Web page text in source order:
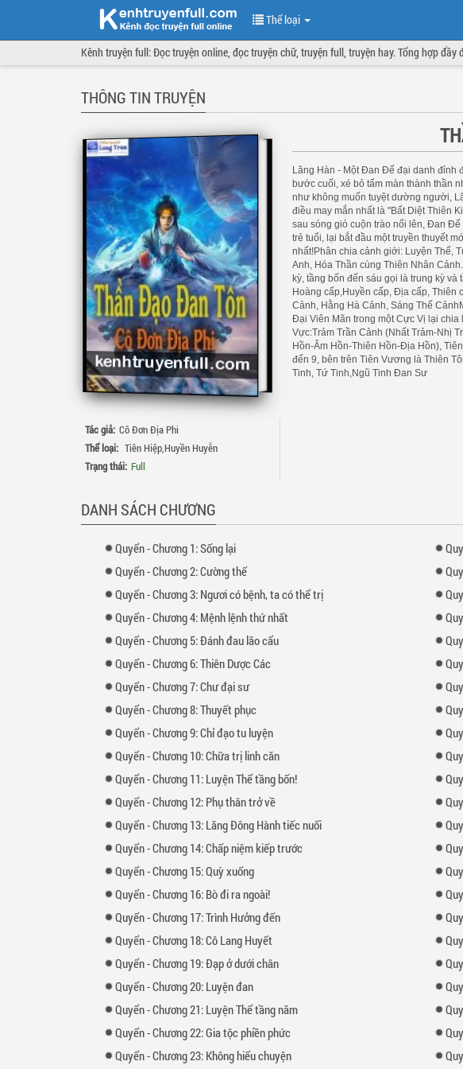
Thể loại
Kênh truyện full: Đọc truyện online, đọc truyện chữ, truyện full, truyện hay. Tổng hợp đầy
THÔNG TIN TRUYỆN
Tác giả: Cô Đơn Địa Phi
Thể loại: Tiên Hiệp,Huyền Huyễn
Trạng thái: Full
Lăng Hàn - Một Đan Đế đại danh đỉnh
bước cuối, xé bỏ tấm màn thành thần
như không muốn tuyệt dường người,
điều may mắn nhất là "Bất Diệt Thiên
sau sóng gió cuộn trào nổi lên, Đan
trẻ tuổi, lại bắt đầu một truyền thuyết
nhất!Phân chia cảnh giới: Luyện Thể,
Anh, Hóa Thần cùng Thiên Nhân
kỳ, tầng bốn đến sáu gọi là trung kỳ
Hoàng cấp,Huyền cấp, Địa cấp, Thiên
Cảnh, Hằng Hà Cảnh, Sáng Thế
Đại Viên Mãn trong một Cực Vị lại chia
Vực:Trảm Trần Cảnh (Nhất Trảm-Nhị
Hồn-Âm Hồn-Thiên Hồn-Địa Hồn),
đến 9, bên trên Tiên Vương là Thiên
Tinh, Tứ Tinh,Ngũ Tinh Đan Sư
DANH SÁCH CHƯƠNG
Quyển-Chương 1: Sống lại
Quyển-Chương2: Cường thế
Quyển-Chương3: Ngươi có bệnh, ta có thể trị
Quyển-Chương4: Mệnh lệnh thứ nhất
Quyển-Chương 5: Đánh đau lão cẩu
Quyển-Chương6: Thiên Dược Các
Quyển-Chương7: Chư đại sư
Quyển-Chương8: Thuyết phục
Quyển-Chương9: Chỉ đạo tu luyện
Quyển-Chương 10: Chữa trị linh căn
Quyển-Chương 11: Luyện Thể tầng bốn!
Quyển-Chương 12: Phụ thân trở về
Quyển-Chương 13: Lăng Đông Hành tiếc nuối
Quyển-Chương 14: Chấp niệm kiếp trước
Quyển-Chương 15: Quỳ xuống
Quyển-Chương 16: Bò đi ra ngoài!
Quyển-Chương 17: Trình Hưởng đến
Quyển-Chương 18: Cô Lang Huyết
Quyển-Chương 19: Đạp ở dưới chân
Quyển-Chương20: Luyện đan
Quyển-Chương21: Luyện Thể tầng năm
Quyển-Chương22: Gia tộc phiền phức
Quyển-Chương23: Không hiểu chuyện